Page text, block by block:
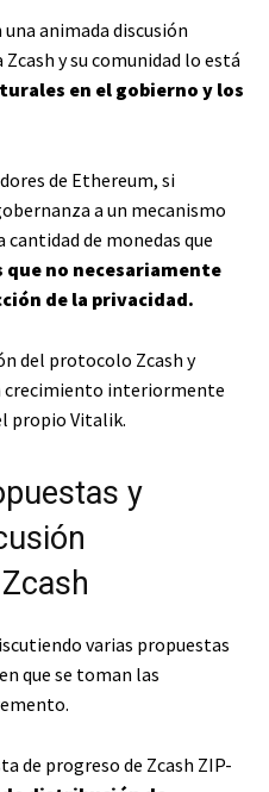
animada discusión
y su comunidad lo está
en el gobierno y los
de Ethereum, si
a un mecanismo
cantidad de monedas que
no necesariamente
de la privacidad.
del protocolo Zcash y
crecimiento interiormente
propio Vitalik.
y
varias propuestas
que se toman las
de progreso de Zcash ZIP-